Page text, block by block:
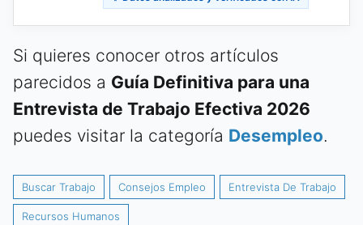
Si quieres conocer otros artículos
parecidos a Guía Definitiva para una
Entrevista de Trabajo Efectiva 2026
puedes visitar la categoría Desempleo.
Buscar Trabajo Consejos Empleo Entrevista De Trabajo
Recursos Humanos